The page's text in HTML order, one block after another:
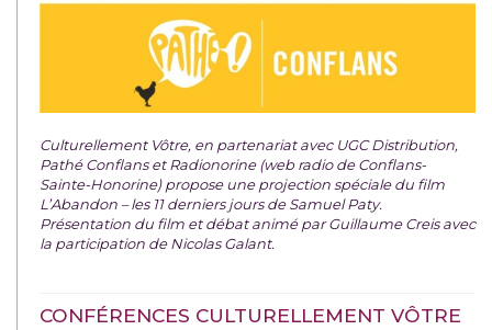
Culturellement Vôtre, en partenariat avec UGC Distribution,
Pathé Conflans et Radionorine (web radio de Conflans-
Sainte-Honorine) propose une projection spéciale du film
L’Abandon – les 11 derniers jours de Samuel Paty.
Présentation du film et débat animé par Guillaume Creis avec
la participation de Nicolas Galant.
CONFÉRENCES CULTURELLEMENT VÔTRE